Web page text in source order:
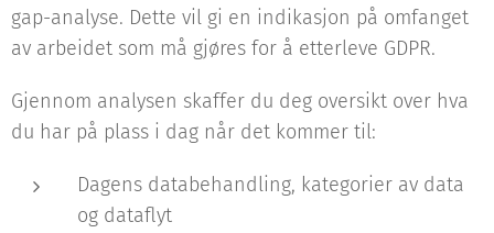
gap-analyse. Dette vil gi en indikasjon på omfanget
av arbeidet som må gjøres for å etterleve GDPR.
Gjennom analysen skaffer du deg oversikt over hva
du har på plass i dag når det kommer til:
Dagens databehandling, kategorier av data
og dataflyt